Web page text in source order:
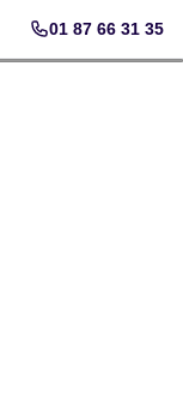
01 87 66 31 35